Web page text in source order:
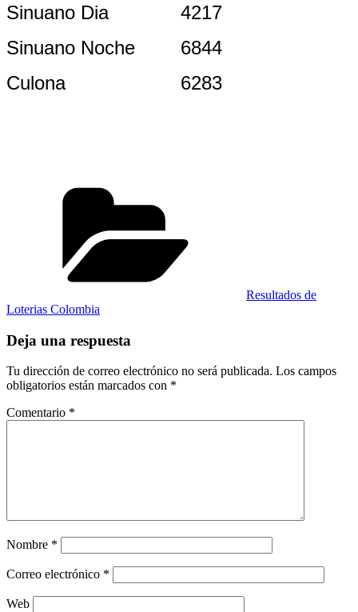
Sinuano Dia
Sinuano Noche
Culona
4217
6844
6283
Resultados de
Loterias Colombia
Deja una respuesta
Tu dirección de correo electrónico no será publicada. Los campos
obligatorios están marcados con *
Comentario *
Nombre *
Correo electrónico *
Web